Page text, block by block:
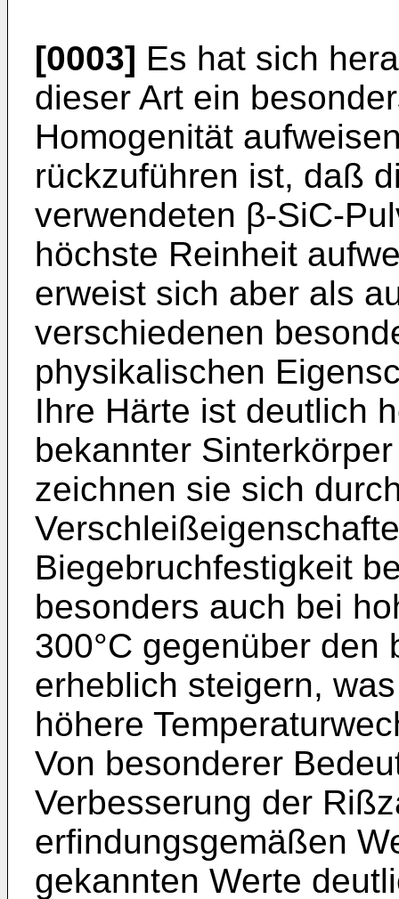
[0003] Es hat sich
dieser Art ein
Homogenität
rückzuführen ist, daß
verwendeten β-SiC-
höchste Reinheit
erweist sich aber als
verschiedenen
physikalischen
Ihre Härte ist deutlich
bekannter
zeichnen sie sich
Biegebruchfestigkeit
besonders auch bei
300°C gegen­über den
erheblich steigern,
höhere
Von besonderer
Verbesserung der
erfindungsgemäßen
gekannten Werte